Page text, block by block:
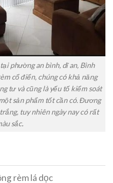
phường an bình, dĩ an, Bình
cổ điển, chúng có khả năng
tư và cũng là yếu tố kiểm soát
sản phẩm tốt cần có. Đương
tuy nhiên ngày nay có rất
sắc.
rèm lá dọc